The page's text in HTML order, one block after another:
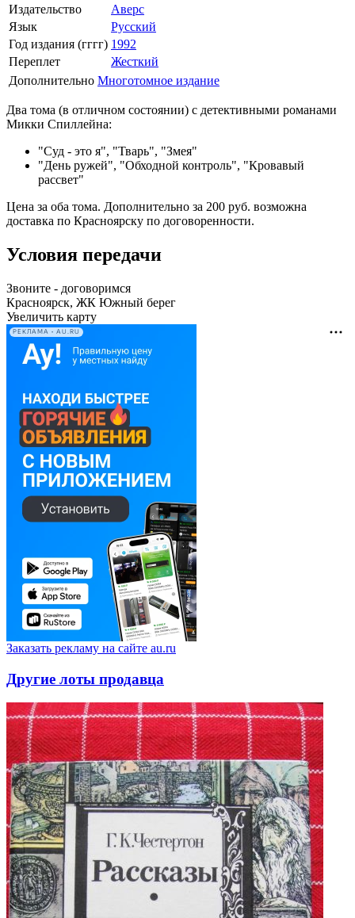
Издательство
Аверс
Язык
Русский
Год издания (гггг) 1992
Переплет
Жесткий
Дополнительно Многотомное издание
Два тома (в отличном состоянии) с детективными романами
Микки Спиллейна:
"Суд - это я", "Тварь", "Змея"
"День ружей", "Обходной контроль", "Кровавый
рассвет"
Цена за оба тома. Дополнительно за 200 руб. возможна
доставка по Красноярску по договоренности.
Условия передачи
Звоните - договоримся
Красноярск, ЖК Южный берег
Увеличить карту
РЕКЛАМА • AU.RU
Заказать рекламу на сайте au.ru
Другие лоты продавца